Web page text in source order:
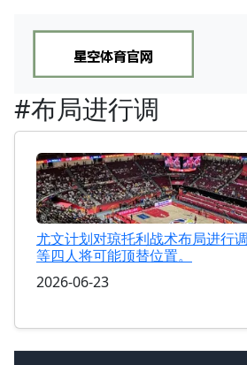
#布局进行调
尤文计划对琼托利战术布局进行
等四人将可能顶替位置。
2026-06-23